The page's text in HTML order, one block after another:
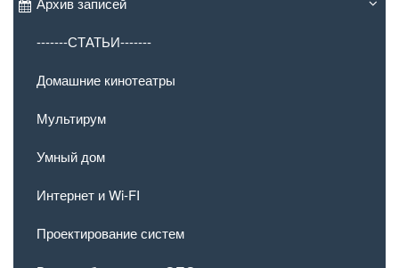
-------СТАТЬИ-------
Домашние кинотеатры
Мультирум
Умный дом
Интернет и Wi-FI
Проектирование систем